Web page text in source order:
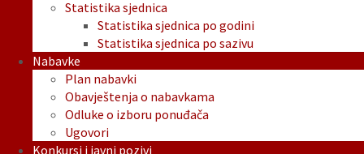
Statistika sjednica
Statistika sjednica po godini
Statistika sjednica po sazivu
Nabavke
Plan nabavki
Obavještenja o nabavkama
Odluke o izboru ponuđača
Ugovori
Konkursi i javni pozivi